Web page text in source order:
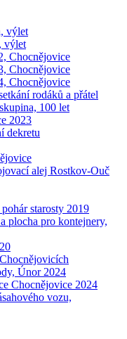
výlet
výlet
Chocnějovice
Chocnějovice
Chocnějovice
rodáků a přátel
100 let
2023
dekretu
alej Rostkov-Ouč
starosty 2019
plocha pro kontejnery,
Únor 2024
Chocnějovice 2024
vozu,